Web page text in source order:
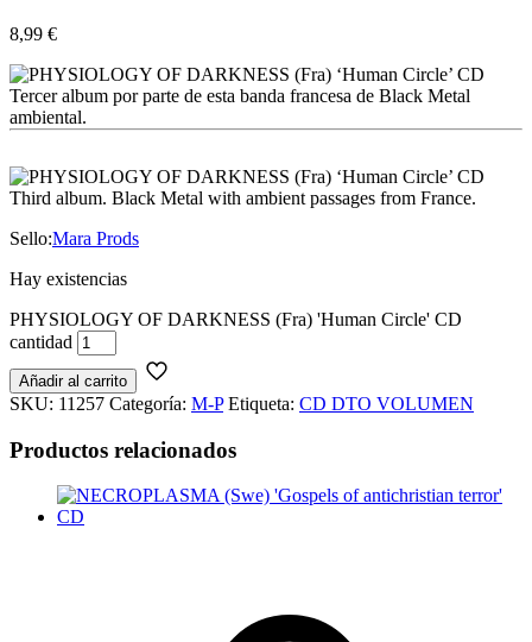
8,99 €
Tercer album por parte de esta banda francesa de Black Metal
ambiental.
Third album. Black Metal with ambient passages from France.
Sello:Mara Prods
Hay existencias
PHYSIOLOGY OF DARKNESS (Fra) 'Human Circle' CD
cantidad
Añadir al carrito
SKU: 11257 Categoría: M-P Etiqueta: CD DTO VOLUMEN
Productos relacionados